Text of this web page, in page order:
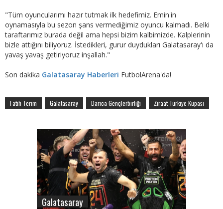
"Tüm oyuncularımı hazır tutmak ilk hedefimiz. Emin'in
oynamasıyla bu sezon şans vermediğimiz oyuncu kalmadı. Belki
taraftarımız burada değil ama hepsi bizim kalbimizde. Kalplerinin
bizle attığını biliyoruz. İstedikleri, gurur duydukları Galatasaray'ı da
yavaş yavaş getiriyoruz inşallah."
Son dakika Galatasaray Haberleri FutbolArena'da!
Fatih Terim Galatasaray Darıca Gençlerbirliği Ziraat Türkiye Kupası
Galatasaray